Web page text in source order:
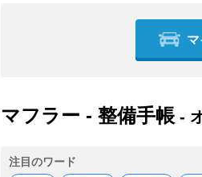
マフラー - 整備手帳 -
注目のワード